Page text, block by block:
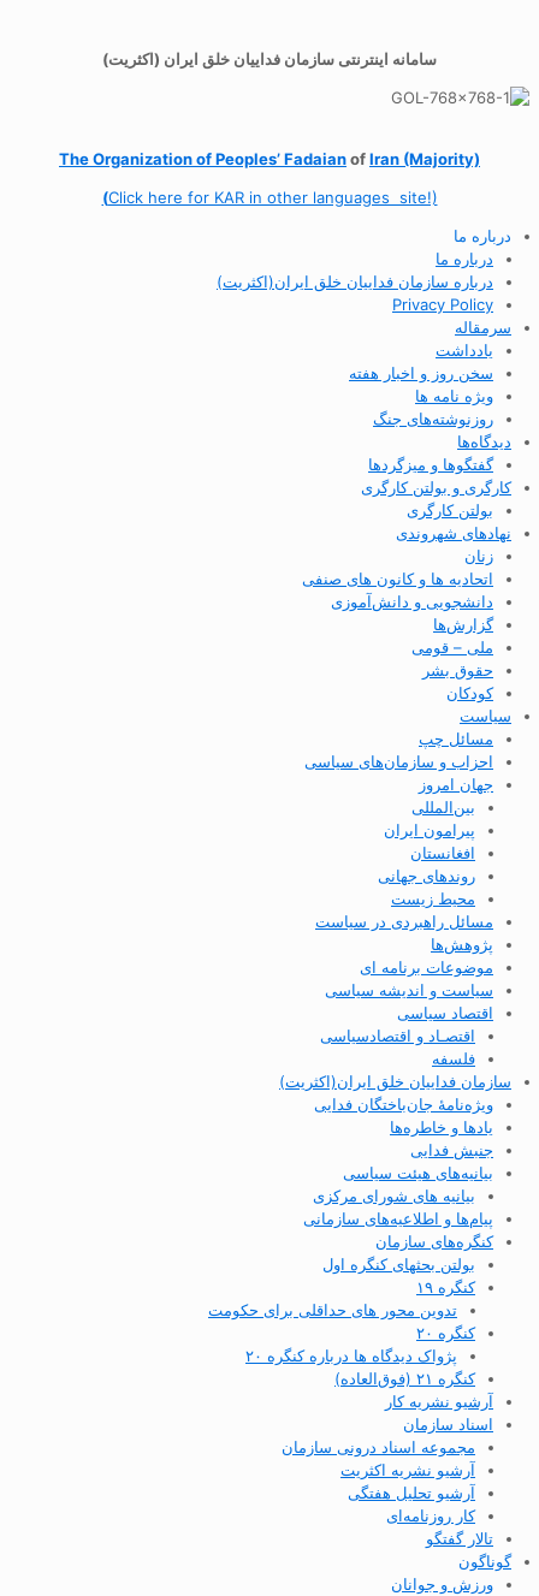
سامانه اینترنتی سازمان فداییان خلق ایران (اکثریت)
The Organization ofPeoples’ FadaianofIran (Majority)
(Click here for KAR in other languages site!)
درباره ما
درباره ما
درباره سازمان فداییان خلق ایران(اکثریت)
Privacy Policy
سرمقاله
یادداشت
سخن روز و اخبار هفته
ویژه نامه ها
روزنوشته‌های جنگ
دیدگاه‌ها
گفتگوها و میزگردها
کارگری و بولتن کارگری
بولتن کارگری
نهادهای شهروندی
زنان
اتحادیه ها و کانون های صنفی
دانشجویی و دانش‌آموزی
گزارش‌ها
ملی – قومی
حقوق بشر
کودکان
سیاست
مسائل چپ
احزاب و سازمان‌های سیاسی
جهان امروز
بین‌المللی
پیرامون ایران
افغانستان
روندهای جهانی
محیط زیست
مسائل راهبردی در سیاست
پژوهش‌ها
موضوعات برنامه ای
سیاست و اندیشه سیاسی
اقتصاد سیاسی
اقتصـاد و اقتصاد‌سیاسی
فلسفه
سازمان فداییان خلق ایران(اکثریت)
ویژه‌نامهٔ جان‌باختگان فدایی
یادها و خاطره‌ها
جنبش فدایی
بیانیه‌های هیئت سیاسی
بیانیه های شورای مرکزی
پیام‌ها و اطلاعیه‌های سازمانی
کنگره‌های سازمان
بولتن بحثهای کنگره اول
کنگره ۱۹
تدوین محور های حداقلی برای حکومت
کنگره ۲۰
پژواک دیدگاه ها درباره کنگره ۲۰
کنگره ۲۱ (فوق‌العاده)
آرشیو نشریه کار
اسناد سازمان
مجموعه اسناد درونی سازمان
آرشیو نشریه اکثریت
آرشیو تحلیل هفتگی
کار روزنامه‌ای
تالار گفتگو
گوناگون
ورزش و جوانان